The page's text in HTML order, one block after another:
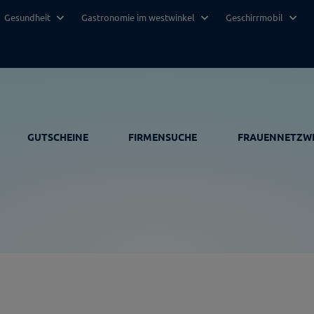
Gesundheit Gastronomie im westwinkel Geschirrmobil
GUTSCHEINE FIRMENSUCHE